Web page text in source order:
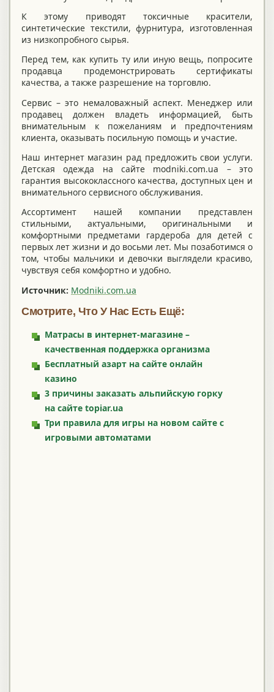
К этому приводят токсичные красители,
синтетические текстили, фурнитура, изготовленная
из низкопробного сырья.
Перед тем, как купить ту или иную вещь, попросите
продавца продемонстрировать сертификаты
качества, а также разрешение на торговлю.
Сервис – это немаловажный аспект. Менеджер или
продавец должен владеть информацией, быть
внимательным к пожеланиям и предпочтениям
клиента, оказывать посильную помощь и участие.
Наш интернет магазин рад предложить свои услуги.
Детская одежда на сайте modniki.com.ua – это
гарантия высококлассного качества, доступных цен и
внимательного сервисного обслуживания.
Ассортимент нашей компании представлен
стильными, актуальными, оригинальными и
комфортными предметами гардероба для детей с
первых лет жизни и до восьми лет. Мы позаботимся о
том, чтобы мальчики и девочки выглядели красиво,
чувствуя себя комфортно и удобно.
Источник: Modniki.com.ua
Смотрите, Что У Нас Есть Ещё:
Матрасы в интернет-магазине –
качественная поддержка организма
Бесплатный азарт на сайте онлайн
казино
3 причины заказать альпийскую горку
на сайте topiar.ua
Три правила для игры на новом сайте с
игровыми автоматами